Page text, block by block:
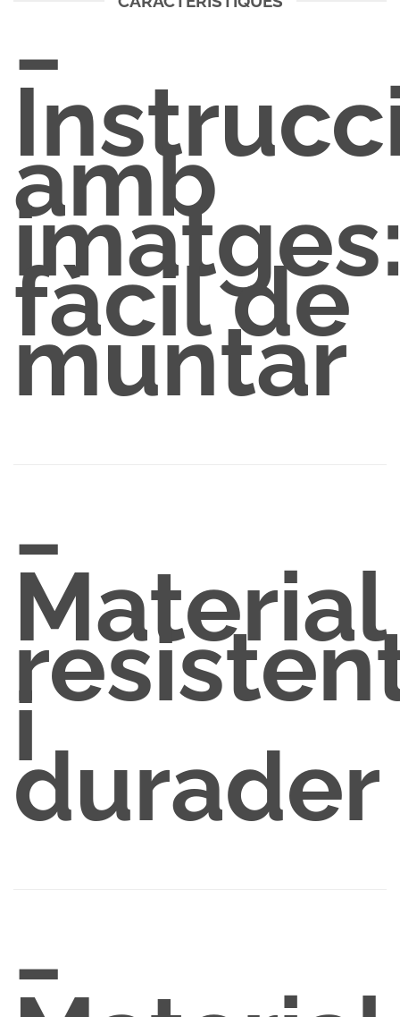
−
amb
fàcil de
muntar
−
Material
i
durader
−